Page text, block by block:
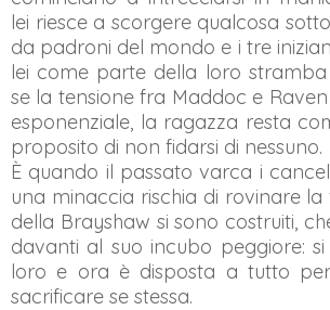
lei riesce a scorgere qualcosa
da padroni del mondo e i tre
lei come parte della loro stramba
se la tensione fra Maddoc e
esponenziale, la ragazza resta
proposito di non fidarsi di nessuno.
È quando il passato varca i
una minaccia rischia di rovinare
della Brayshaw si sono costruiti,
davanti al suo incubo peggiore:
loro e ora è disposta a tutto
sacrificare se stessa.